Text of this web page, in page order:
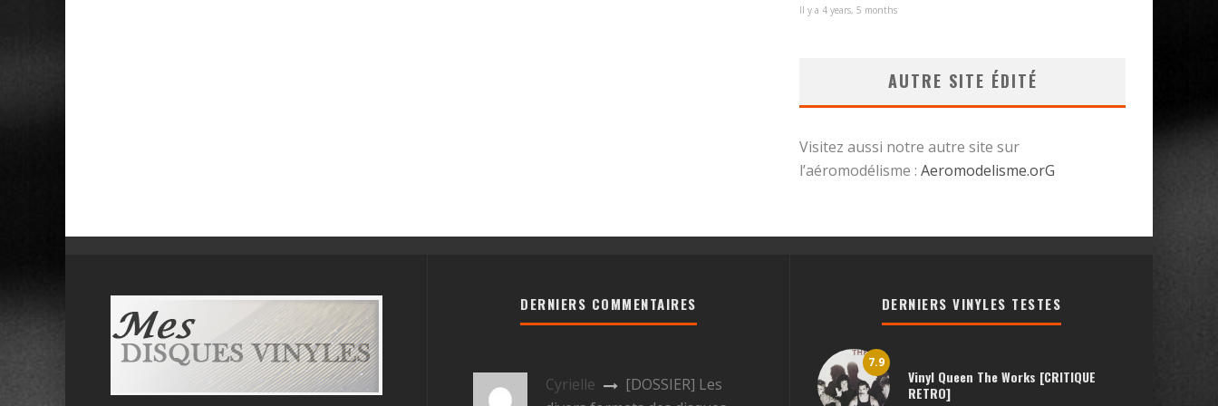
Il y a 4 years, 5 months
AUTRE SITE ÉDITÉ
Visitez aussi notre autre site sur
l’aéromodélisme : Aeromodelisme.orG
DERNIERS COMMENTAIRES
Cyrielle
[DOSSIER] Les
DERNIERS VINYLES TESTES
7.9
Vinyl Queen The Works [CRITIQUE
RETRO]